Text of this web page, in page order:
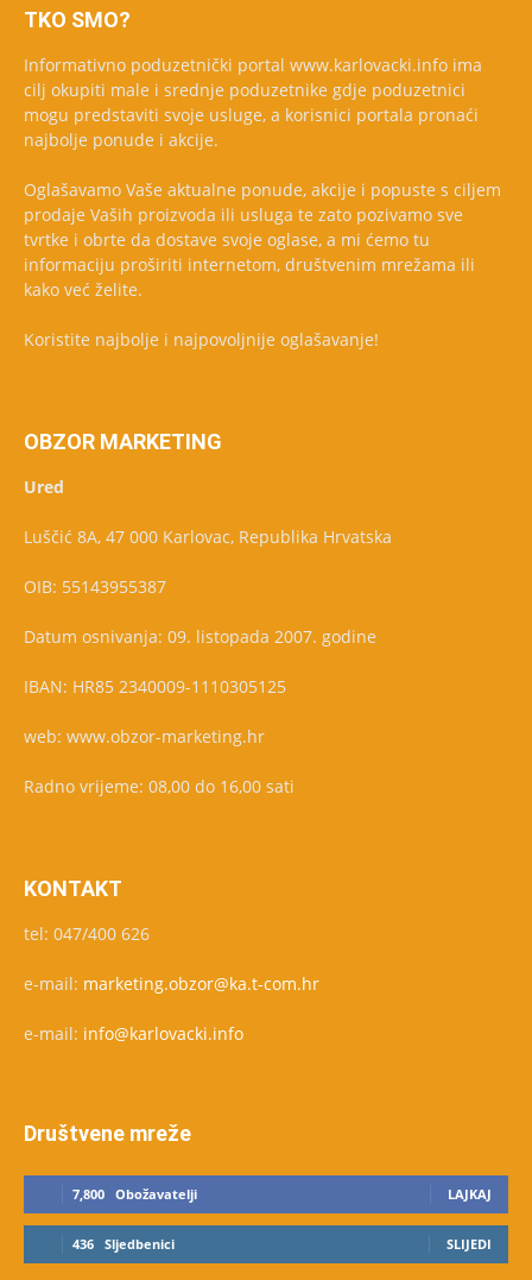
TKO SMO?
Informativno poduzetnički portal www.karlovacki.info ima
cilj okupiti male i srednje poduzetnike gdje poduzetnici
mogu predstaviti svoje usluge, a korisnici portala pronaći
najbolje ponude i akcije.
Oglašavamo Vaše aktualne ponude, akcije i popuste s ciljem
prodaje Vaših proizvoda ili usluga te zato pozivamo sve
tvrtke i obrte da dostave svoje oglase, a mi ćemo tu
informaciju proširiti internetom, društvenim mrežama ili
kako već želite.
Koristite najbolje i najpovoljnije oglašavanje!
OBZOR MARKETING
Ured
Luščić 8A, 47 000 Karlovac, Republika Hrvatska
OIB: 55143955387
Datum osnivanja: 09. listopada 2007. godine
IBAN: HR85 2340009-1110305125
web: www.obzor-marketing.hr
Radno vrijeme: 08,00 do 16,00 sati
KONTAKT
tel: 047/400 626
e-mail: marketing.obzor@ka.t-com.hr
e-mail: info@karlovacki.info
Društvene mreže
7,800 Obožavatelji LAJKAJ
436 Sljedbenici SLIJEDI